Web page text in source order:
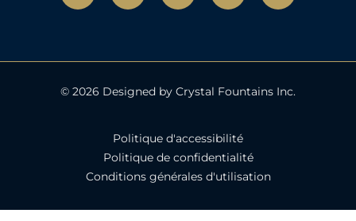
u
b
i
e
c
o
k
n
d
n
s
g
a
© 2026 Designed by Crystal Fountains Inc.
Politique d'accessibilité
Politique de confidentialité
Conditions générales d'utilisation